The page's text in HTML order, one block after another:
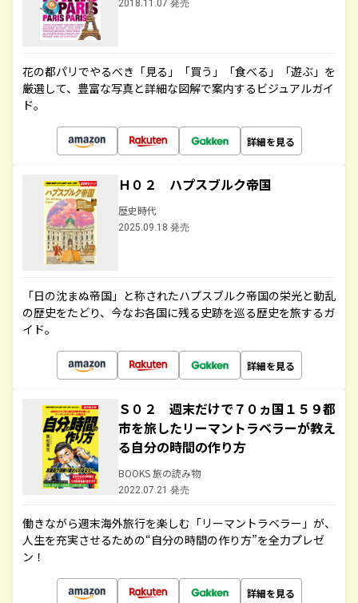
2018.11.07 発売
花の都パリでやるべき「見る」「買う」「食べる」「遊ぶ」を
厳選して、豊富な写真と詳細な図解で案内するビジュアルガイ
ド。
詳細を見る
Ｈ０２ ハプスブルク帝国
歴史時代
2025.09.18 発売
「日の沈まぬ帝国」と称されたハプスブルク帝国の栄光と動乱
の歴史をたどり、今なお各国に残る史跡を巡る歴史を旅するガ
イド。
詳細を見る
Ｓ０２ 週末だけで７０ヵ国１５９都
市を旅したリーマントラベラーが教え
る自分の時間の作り方
BOOKS 旅の読み物
2022.07.21 発売
働きながら週末海外旅行を楽しむ「リーマントラベラー」が、
人生を充実させるための“自分の時間の作り方”を全力プレゼ
ン！
詳細を見る